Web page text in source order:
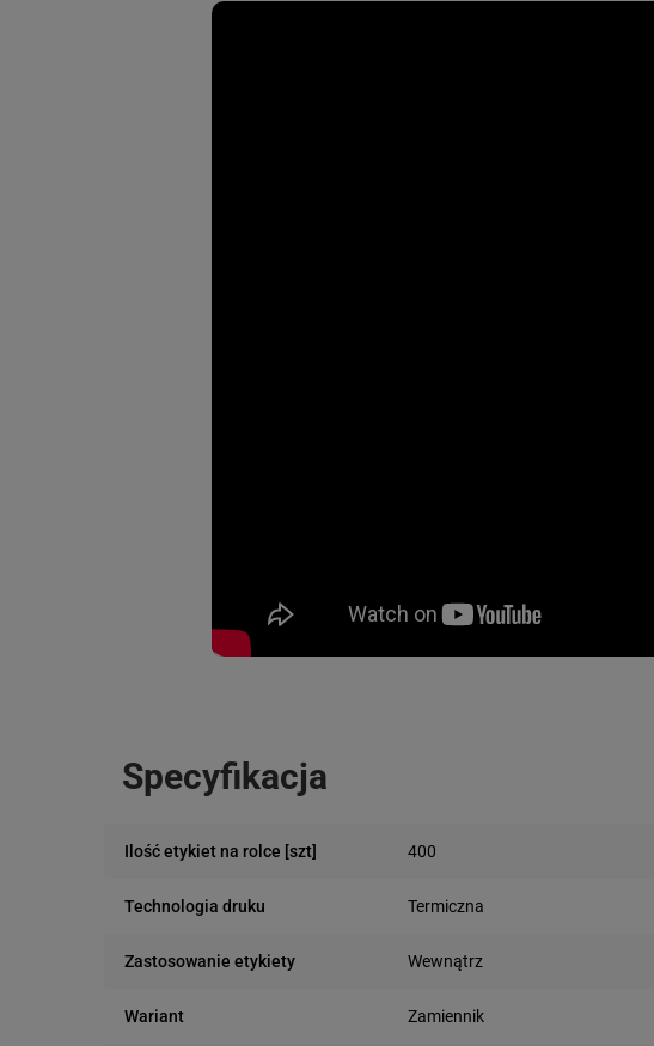
Specyfikacja
Ilość etykiet na rolce [szt] 400
Technologia druku Termiczna
Zastosowanie etykiety Wewnątrz
Wariant Zamiennik